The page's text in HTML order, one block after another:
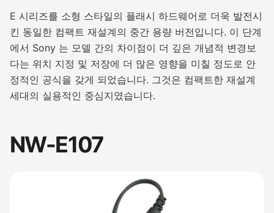
E 시리즈를 소형 스타일의 플래시 하드웨어로 더욱 발전시
킨 동일한 컴팩트 재설계의 중간 용량 버전입니다. 이 단계
에서 Sony 는 모델 간의 차이점이 더 깊은 개념적 변경보
다는 위치 지정 및 저장에 더 많은 영향을 미칠 정도로 안
정적인 공식을 갖게 되었습니다. 그것은 컴팩트한 재설계
세대의 실용적인 중심지였습니다.
NW-E107